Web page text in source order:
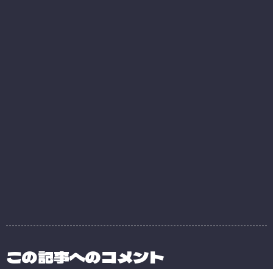
この記事へのコメント